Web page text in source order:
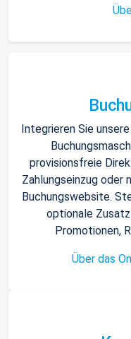
Integrieren Sie
provisionsfreie
Zahlungseinzug oder
Buchungswebsite.
optionale
Promotionen,
Über das